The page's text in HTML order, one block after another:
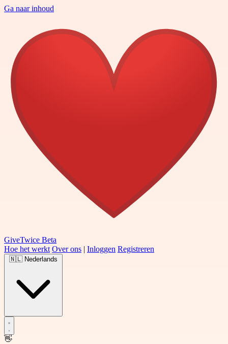
Ga naar inhoud
GiveTwice Beta
Hoe het werkt Over ons | Inloggen Registreren
🇳🇱 Nederlands
👋